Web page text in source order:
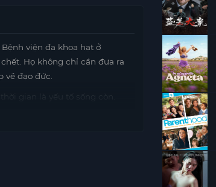
viện đa khoa hạt ở
Họ không chỉ cần đưa ra
đạo đức.
chóng và chính xác. Sự căng
là một phần không thể thiếu